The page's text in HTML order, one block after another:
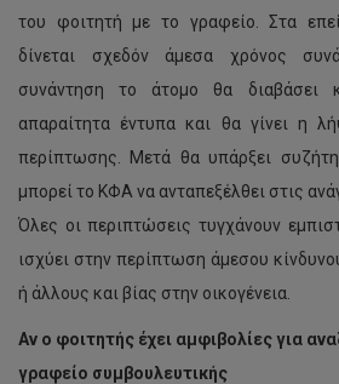
του φοιτητή με το γραφείο. Στα
δίνεται σχεδόν άμεσα χρόνος
συνάντηση το άτομο θα διαβάσει
απαραίτητα έντυπα και θα γίνει η
περίπτωσης. Μετά θα υπάρξει
μπορεί το ΚΦΑ να ανταπεξέλθει στις
Όλες οι περιπτώσεις τυγχάνουν
ισχύει στην περίπτωση άμεσου
ή άλλους και βίας στην οικογένεια.
Αν ο φοιτητής έχει αμφιβολίες για
γραφείο συμβουλευτικής